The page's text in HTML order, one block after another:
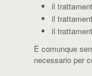
il
il
il
È comunque
necessario per